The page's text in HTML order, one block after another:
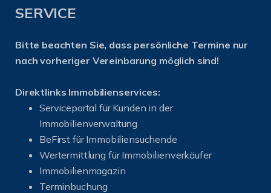
SERVICE
Bitte beachten Sie, dass persönliche Termine nur
nach vorheriger Vereinbarung möglich sind!
Direktlinks Immobilienservices:
Serviceportal für Kunden in der
Immobilienverwaltung
BeFirst für Immobiliensuchende
Wertermittlung für Immobilienverkäufer
Immobilienmagazin
Terminbuchung